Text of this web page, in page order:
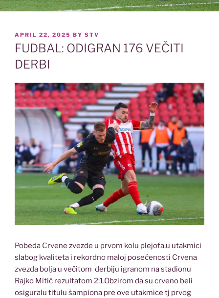
POSTED
ON
APRIL 22, 2025 BY STV
FUDBAL: ODIGRAN 176 VEČITI
DERBI
Pobeda Crvene zvezde u prvom kolu plejofa,u utakmici
slabog kvaliteta i rekordno maloj posećenosti Crvena
zvezda bolja u večitom derbiju igranom na stadionu
Rajko Mitić rezultatom 2:1.Obzirom da su crveno beli
osiguralu titulu šampiona pre ove utakmice tj prvog